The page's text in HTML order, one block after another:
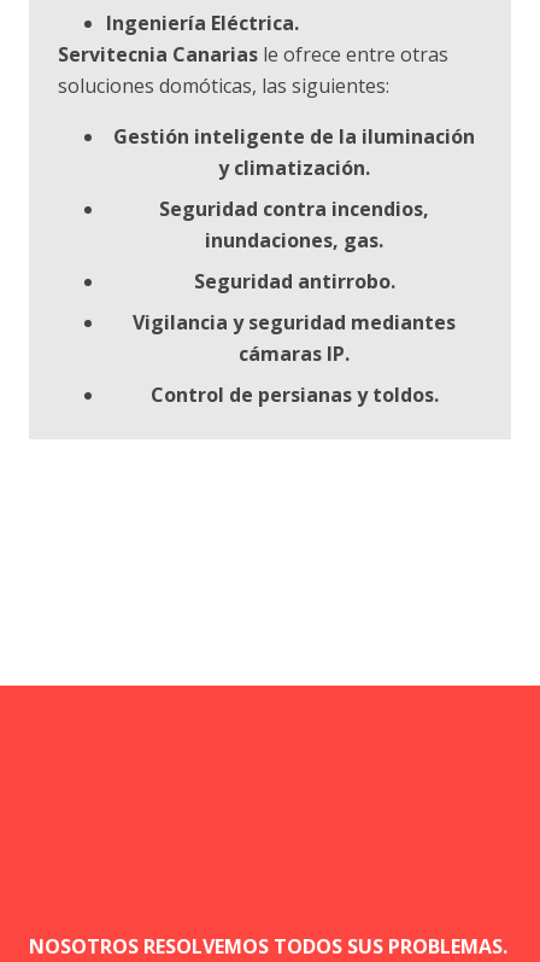
Ingeniería Eléctrica.
Servitecnia Canarias le ofrece entre otras
soluciones domóticas, las siguientes:
Gestión inteligente de la iluminación
y climatización.
Seguridad contra incendios,
inundaciones, gas.
Seguridad antirrobo.
Vigilancia y seguridad mediantes
cámaras IP.
Control de persianas y toldos.
NOSOTROS RESOLVEMOS TODOS SUS PROBLEMAS.